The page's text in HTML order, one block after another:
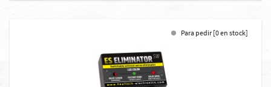
Para pedir [0 en stock]